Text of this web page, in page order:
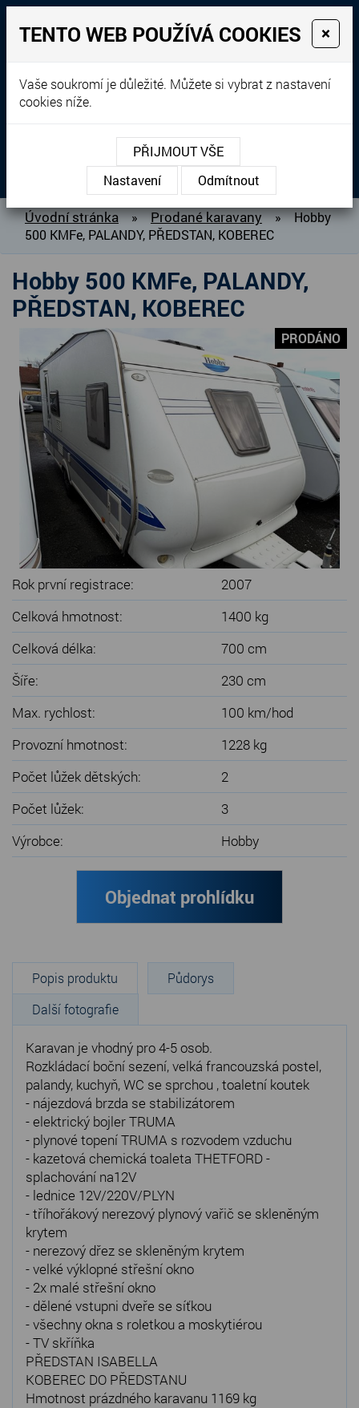
Prodej, dovoz, výkup a
pronájem karavanů
+420 604 760 364
MENU
O NÁS
BAZAR KARAVANŮ
PRODANÉ KARAVANY
PŮJČOVNA KARAVANŮ
DOPLŇKY PRO KARAVANY
SERVIS KARAVANŮ
KONTAKT
Úvodní stránka » Prodané karavany »
Hobby
500 KMFe, PALANDY, PŘEDSTAN, KOBEREC
Hobby 500 KMFe, PALANDY,
PŘEDSTAN, KOBEREC
PRODÁNO
Rok první registrace:
2007
Celková hmotnost:
1400 kg
Celková délka:
700 cm
Šíře:
230 cm
Max. rychlost:
100 km/hod
Provozní hmotnost:
1228 kg
Počet lůžek dětských:
2
Počet lůžek:
3
Výrobce:
Hobby
Objednat prohlídku
Popis produktu
Půdorys
Další fotografie
Karavan je vhodný pro 4-5 osob.
Rozkládací boční sezení, velká francouzská postel,
palandy, kuchyň, WC se sprchou , toaletní koutek
- nájezdová brzda se stabilizátorem
- elektrický bojler TRUMA
- plynové topení TRUMA s rozvodem vzduchu
- kazetová chemická toaleta THETFORD -
splachování na12V
- lednice 12V/220V/PLYN
- tříhořákový nerezový plynový vařič se skleněným
krytem
- nerezový dřez se skleněným krytem
- velké výklopné střešní okno
- 2x malé střešní okno
- dělené vstupni dveře se síťkou
- všechny okna s roletkou a moskytiérou
- TV skříňka
PŘEDSTAN ISABELLA
KOBEREC DO PŘEDSTANU
Hmotnost prázdného karavanu 1169 kg
TENTO WEB POUŽÍVÁ COOKIES ×
Vaše soukromí je důležité. Můžete si vybrat z nastavení
cookies níže.
PŘIJMOUT VŠE
Nastavení
Odmítnout